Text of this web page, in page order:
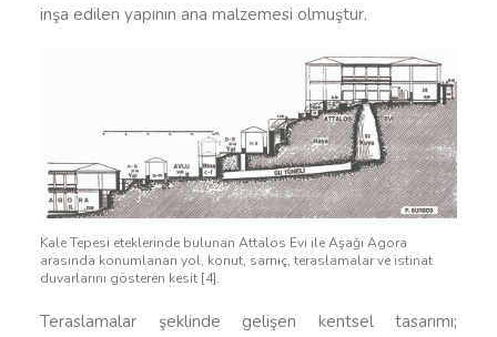
inşa edilen yapının ana malzemesi olmuştur.
Kale Tepesi eteklerinde bulunan Attalos Evi ile Aşağı Agora
arasında konumlanan yol, konut, sarnıç, teraslamalar ve istinat
duvarlarını gösteren kesit [4].
Teraslamalar şeklinde gelişen kentsel tasarımı;